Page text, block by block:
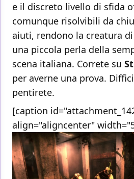
e il discreto livello di sfida
comunque risolvibili da
aiuti, rendono la creatura di
una piccola perla della
scena italiana. Correte su
per averne una prova.
pentirete.
[caption
align="aligncenter"